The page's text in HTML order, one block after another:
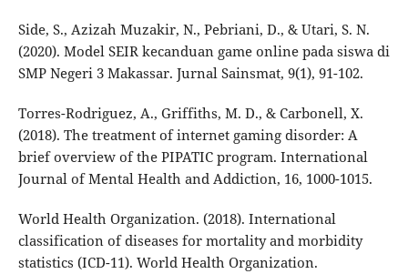
Side, S., Azizah Muzakir, N., Pebriani, D., & Utari, S. N.
(2020). Model SEIR kecanduan game online pada siswa di
SMP Negeri 3 Makassar. Jurnal Sainsmat, 9(1), 91-102.
Torres-Rodriguez, A., Griffiths, M. D., & Carbonell, X.
(2018). The treatment of internet gaming disorder: A
brief overview of the PIPATIC program. International
Journal of Mental Health and Addiction, 16, 1000-1015.
World Health Organization. (2018). International
classification of diseases for mortality and morbidity
statistics (ICD-11). World Health Organization.